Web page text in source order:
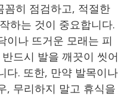
꼼히 점검하고, 적절한
하는 것이 중요합니다.
이나 뜨거운 모래는 피
드시 발을 깨끗이 씻어
다. 또한, 만약 발목이나
, 무리하지 말고 휴식을